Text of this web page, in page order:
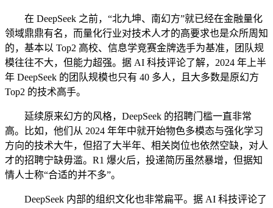
在 DeepSeek 之前，“北九坤、南幻方”就已经在金融量化
领域鼎鼎有名，而量化行业对技术人才的高要求也是众所周知
的，基本以 Top2 高校、信息学竞赛金牌选手为基准，团队规
模往往不大，但能力超强。据 AI 科技评论了解，2024 年上半
年 DeepSeek 的团队规模也只有 40 多人，且大多数是原幻方
Top2 的技术高手。
延续原来幻方的风格，DeepSeek 的招聘门槛一直非常
高。比如，他们从 2024 年年中就开始物色多模态与强化学习
方向的技术大牛，但招了大半年、相关岗位也依然空缺，对人
才的招聘宁缺毋滥。R1 爆火后，投递简历虽然暴增，但据知
情人士称“合适的并不多”。
DeepSeek 内部的组织文化也非常扁平。据 AI 科技评论了